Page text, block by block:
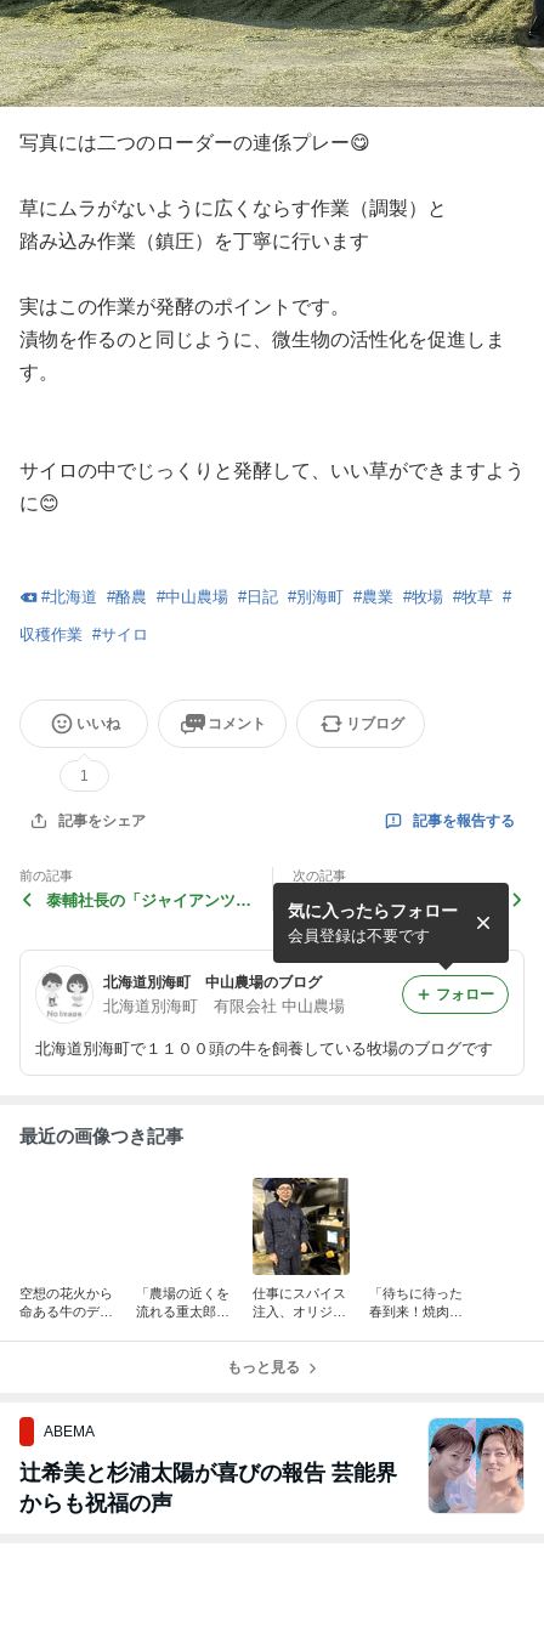
写真には二つのローダーの連係プレー😋
草にムラがないように広くならす作業（調製）と
踏み込み作業（鎮圧）を丁寧に行います
実はこの作業が発酵のポイントです。
漬物を作るのと同じように、微生物の活性化を促進しま
す。
サイロの中でじっくりと発酵して、いい草ができますよう
に😊
#北海道 #酪農 #中山農場 #日記 #別海町 #農業 #牧場 #牧草 #
収穫作業 #サイロ
いいね
1
コメント リブログ
記事をシェア 記事を報告する
前の記事
泰輔社長の「ジャイアンツ
次の記事
初々しいヒバが連なりながら
勢ぞろい
北海道別海町 中山農場のブログ
北海道別海町 有限会社 中山農場
北海道別海町で１１００頭の牛を飼養している牧場のブログです
気に入ったらフォロー
会員登録は不要です
フォロー
最近の画像つき記事
空想の花火から
命ある牛のデッ
「農場の近くを
流れる重太郎川
仕事にスパイス
注入、オリジナ
「待ちに待った
春到来！焼肉ラ
もっと見る
ABEMA
辻希美と杉浦太陽が喜びの報告 芸能界
からも祝福の声